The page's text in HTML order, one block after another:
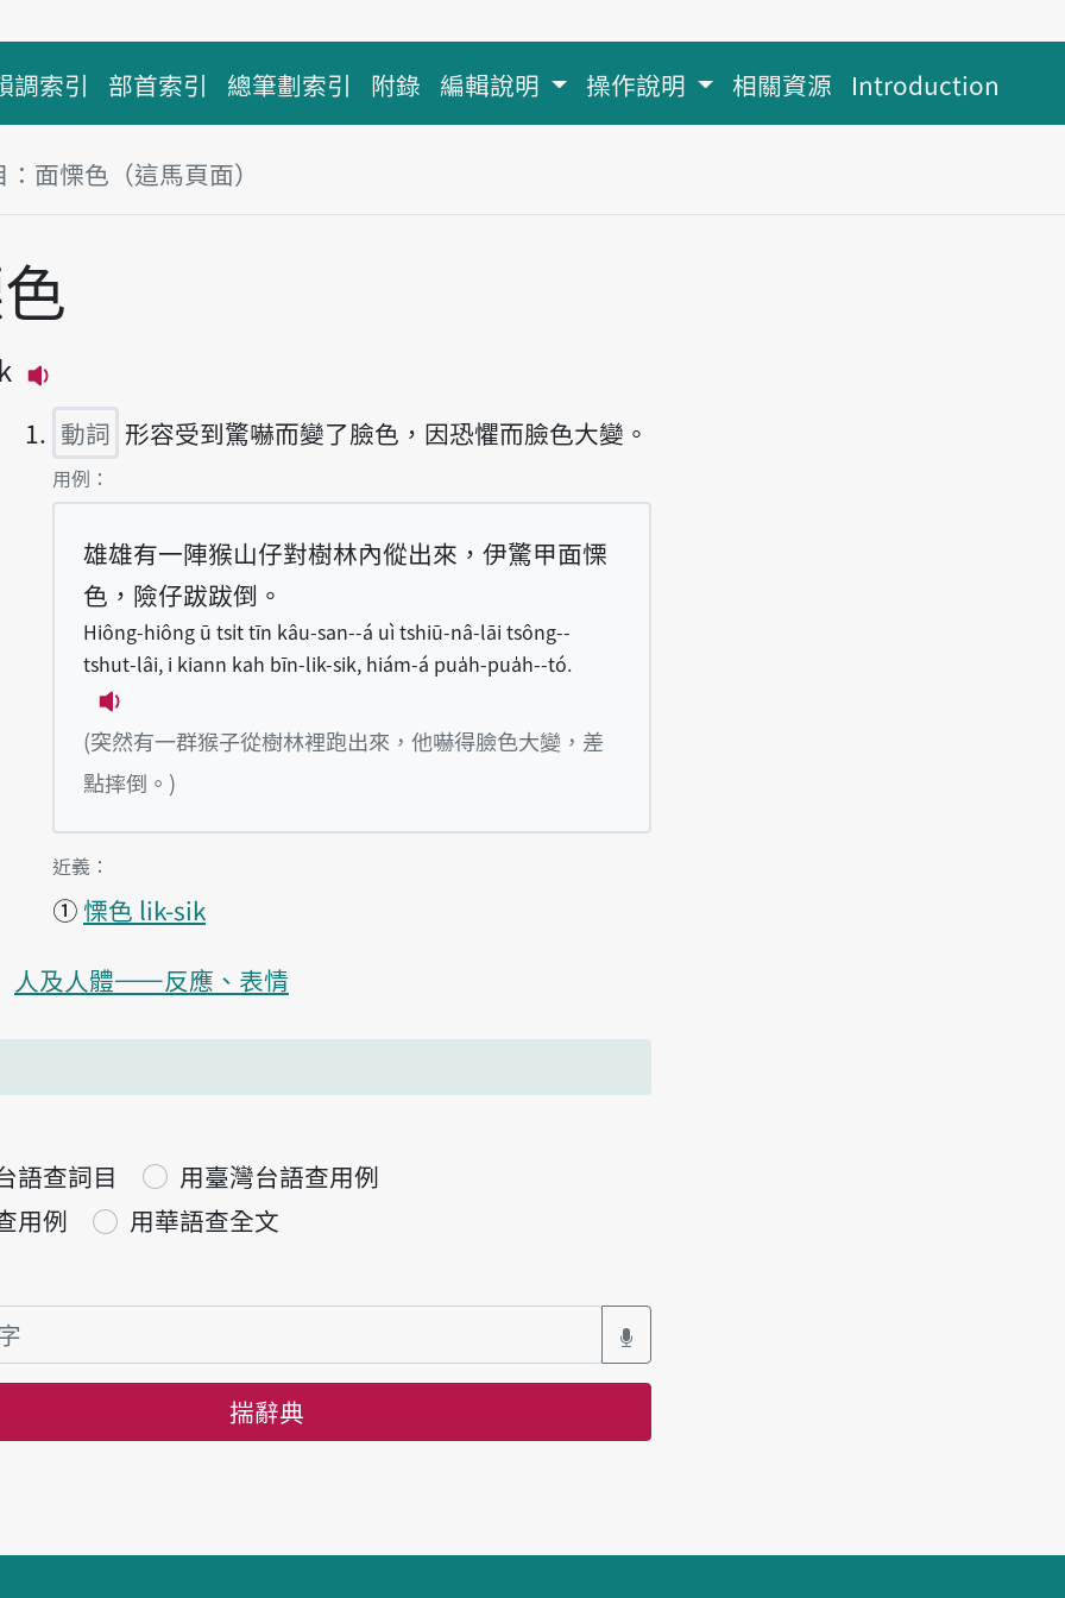
調索引 部首索引 總筆劃索引 附錄 編輯說明 操作說明 相關資源 Introduction
面慄色（這馬頁面）
動詞 形容受到驚嚇而變了臉色，因恐懼而臉色大變。
第1項釋義的
用例：
雄雄有一陣猴山仔對樹林內傱出來，伊驚甲面慄
色，險仔跋跋倒。
Hiông-hiông ū tsi̍t tīn kâu-san--á uì tshiū-nâ-lāi tsông--
tshut-lâi, i kiann kah bīn-lik-sik, hiám-á pua̍h-pua̍h--tó.
播放例句Hiông-hiông ū tsi̍t tīn kâu-san--á uì tshiū-nâ-lāi tsông--tshut-lâi, i kiann
(突然有一群猴子從樹林裡跑出來，他嚇得臉色大變，差
點摔倒。)
第1項釋義的
近義：
①慄色 lik-sik
人及人體——反應、表情
語查詞目
用臺灣台語查用例
用例
用華語查全文
揣辭典